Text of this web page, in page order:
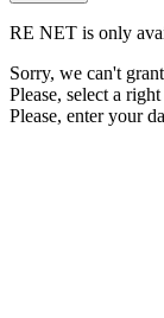
RE NET is only
Sorry, we can't
Please, select a
Please, enter your